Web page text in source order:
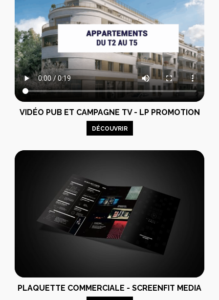
VIDÉO PUB ET CAMPAGNE TV - LP PROMOTION
DÉCOUVRIR
PLAQUETTE COMMERCIALE - SCREENFIT MEDIA